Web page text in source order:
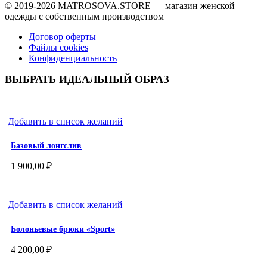
© 2019-2026 MATROSOVA.STORE — магазин женской
одежды с собственным производством
Договор оферты
Файлы cookies
Конфиденциальность
ВЫБРАТЬ ИДЕАЛЬНЫЙ ОБРАЗ
Добавить в список желаний
Базовый лонгслив
1 900,00 ₽
Добавить в список желаний
Болоньевые брюки «Sport»
4 200,00 ₽